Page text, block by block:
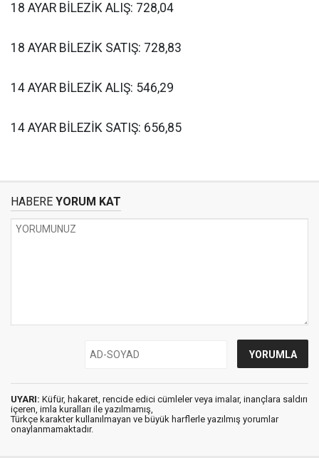
18 AYAR BİLEZİK ALIŞ: 728,04
18 AYAR BİLEZİK SATIŞ: 728,83
14 AYAR BİLEZİK ALIŞ: 546,29
14 AYAR BİLEZİK SATIŞ: 656,85
HABERE YORUM KAT
UYARI: Küfür, hakaret, rencide edici cümleler veya imalar, inançlara saldırı
içeren, imla kuralları ile yazılmamış,
Türkçe karakter kullanılmayan ve büyük harflerle yazılmış yorumlar
onaylanmamaktadır.